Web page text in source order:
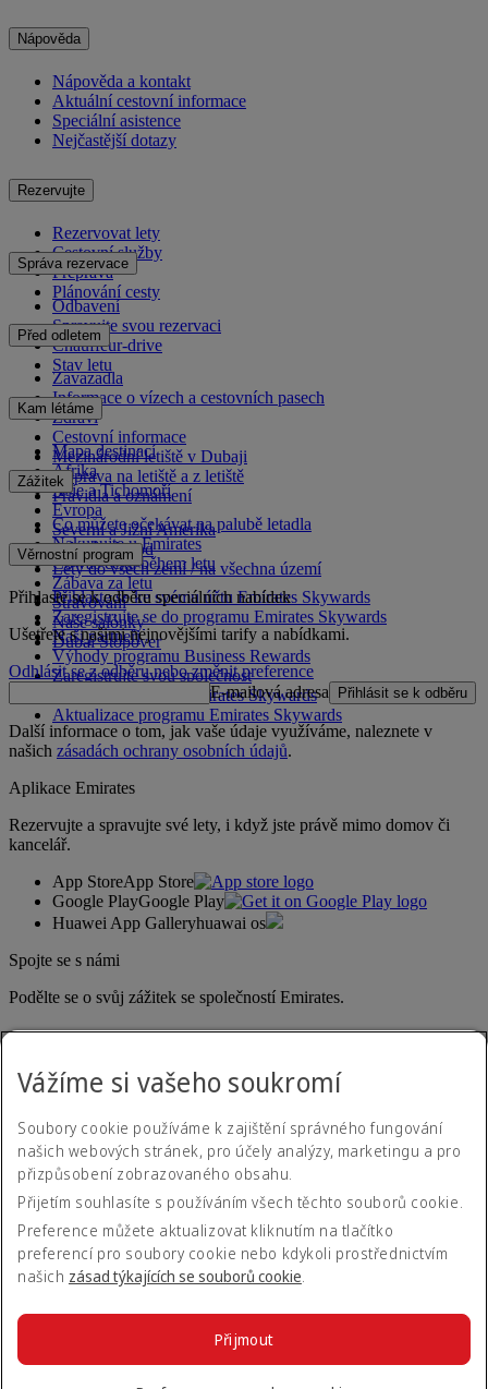
Nápověda
Nápověda a kontakt
Aktuální cestovní informace
Speciální asistence
Nejčastější dotazy
Rezervujte
Rezervovat lety
Cestovní služby
Přeprava
Plánování cesty
Správa rezervace
Odbavení
Spravujte svou rezervaci
Chauffeur-drive
Stav letu
Před odletem
Zavazadla
Informace o vízech a cestovních pasech
Zdraví
Cestovní informace
Mezinárodní letiště v Dubaji
Doprava na letiště a z letiště
Pravidla a oznámení
Kam létáme
Mapa destinací
Afrika
Asie a Tichomoří
Evropa
Severní a Jižní Amerika
Blízký východ
Lety do všech zemí / na všechna území
Zážitek
Co můžete očekávat na palubě letadla
Nakupujte u Emirates
Co vás čeká během letu
Zábava za letu
Stravování
Naše salónky
Dubai Stopover
Věrnostní program
Přihlaste se ke svému účtu Emirates Skywards
Zaregistrujte se do programu Emirates Skywards
Naši partneři
Výhody programu Business Rewards
Zaregistrujte svou společnost
Pravidla programu Emirates Skywards
Aktualizace programu Emirates Skywards
Přihlaste se k odběru speciálních nabídek
Ušetřete s našimi nejnovějšími tarify a nabídkami.
Odhlásit se z odběru nebo změnit preference
E-mailová adresa
Přihlásit se k odběru
Další informace o tom, jak vaše údaje využíváme, naleznete v
našich zásadách ochrany osobních údajů.
Aplikace Emirates
Rezervujte a spravujte své lety, i když jste právě mimo domov či
kancelář.
App StoreApp Store
Google PlayGoogle Play
Huawei App Galleryhuawai os
Spojte se s námi
Podělte se o svůj zážitek se společností Emirates.
Kontaktujte nás
Zásady ochrany osobních údajů
Všeobecné podmínky
Zásady týkající se souborů cookie
Kybernetická bezpečnost
Mapa webových stránek
© 2026 The Emirates Group. Všechna práva vyhrazena.
Vážíme si vašeho soukromí
Soubory cookie používáme k zajištění správného fungování
našich webových stránek, pro účely analýzy, marketingu a pro
přizpůsobení zobrazovaného obsahu.
Přijetím souhlasíte s používáním všech těchto souborů cookie.
Preference můžete aktualizovat kliknutím na tlačítko
preferencí pro soubory cookie nebo kdykoli prostřednictvím
našich zásad týkajících se souborů cookie.
Přijmout